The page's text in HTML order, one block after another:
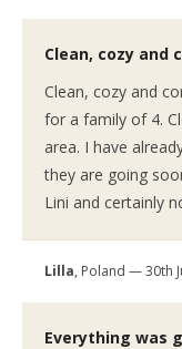
Clean, cozy
Clean, cozy and
for a family of 4.
area. I have
they are going
Lini and certainly
Lilla, Poland — 30th
Everything was